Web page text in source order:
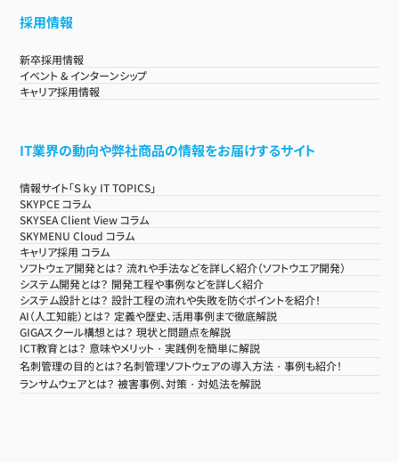
採用情報
新卒採用情報
イベント & インターンシップ
キャリア採用情報
IT業界の動向や弊社商品の情報をお届けするサイト
情報サイト「Ｓｋｙ IT TOPICS」
SKYPCE コラム
SKYSEA Client View コラム
SKYMENU Cloud コラム
キャリア採用 コラム
ソフトウェア開発とは？ 流れや手法などを詳しく紹介（ソフトウエア開発）
システム開発とは？ 開発工程や事例などを詳しく紹介
システム設計とは？ 設計工程の流れや失敗を防ぐポイントを紹介！
AI（人工知能）とは？ 定義や歴史、活用事例まで徹底解説
GIGAスクール構想とは？ 現状と問題点を解説
ICT教育とは？ 意味やメリット・実践例を簡単に解説
名刺管理の目的とは？名刺管理ソフトウェアの導入方法・事例も紹介！
ランサムウェアとは？ 被害事例、対策・対処法を解説